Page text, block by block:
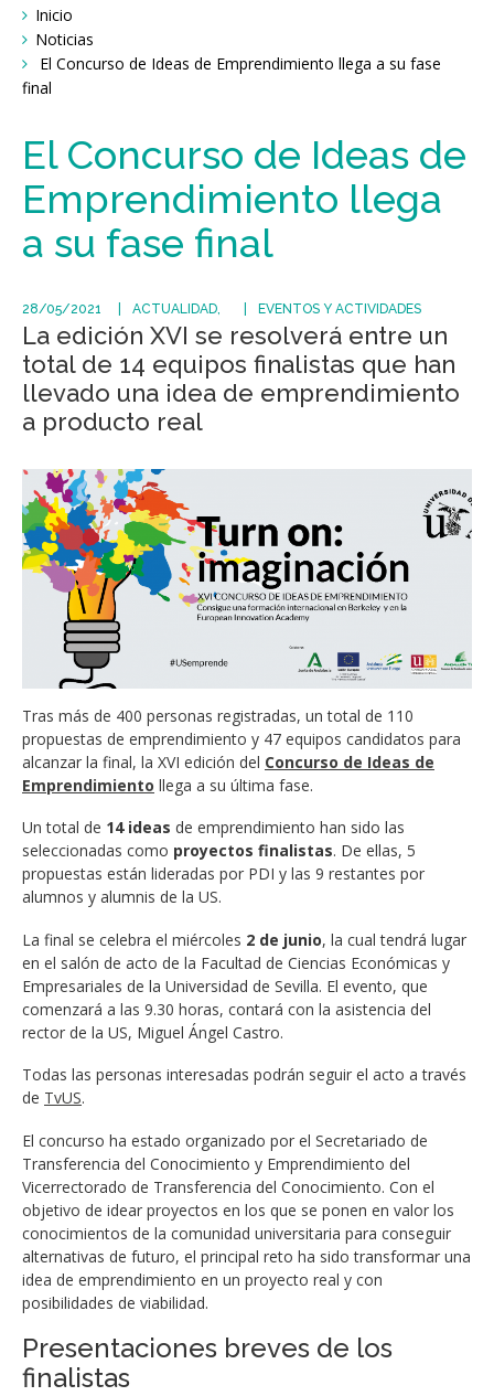
Breadcrumbs
You
are
here:
Inicio
Noticias
El Concurso de Ideas de Emprendimiento llega a su fase
final
El Concurso de Ideas de
Emprendimiento llega
a su fase final
28/05/2021 ACTUALIDAD EVENTOS Y ACTIVIDADES
La edición XVI se resolverá entre un
total de 14 equipos finalistas que han
llevado una idea de emprendimiento
a producto real
Tras más de 400 personas registradas, un total de 110
propuestas de emprendimiento y 47 equipos candidatos para
alcanzar la final, la XVI edición del Concurso de Ideas de
Emprendimiento llega a su última fase.
Un total de 14 ideas de emprendimiento han sido las
seleccionadas como proyectos finalistas. De ellas, 5
propuestas están lideradas por PDI y las 9 restantes por
alumnos y alumnis de la US.
La final se celebra el miércoles 2 de junio, la cual tendrá lugar
en el salón de acto de la Facultad de Ciencias Económicas y
Empresariales de la Universidad de Sevilla. El evento, que
comenzará a las 9.30 horas, contará con la asistencia del
rector de la US, Miguel Ángel Castro.
Todas las personas interesadas podrán seguir el acto a través
de TvUS.
El concurso ha estado organizado por el Secretariado de
Transferencia del Conocimiento y Emprendimiento del
Vicerrectorado de Transferencia del Conocimiento. Con el
objetivo de idear proyectos en los que se ponen en valor los
conocimientos de la comunidad universitaria para conseguir
alternativas de futuro, el principal reto ha sido transformar una
idea de emprendimiento en un proyecto real y con
posibilidades de viabilidad.
Presentaciones breves de los
finalistas